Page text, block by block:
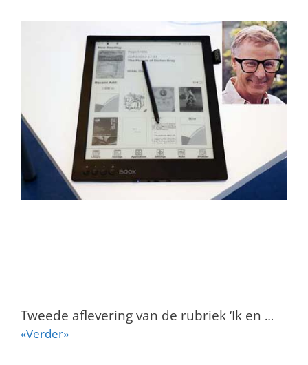
Tweede aflevering van de rubriek ‘Ik en …
«Verder»